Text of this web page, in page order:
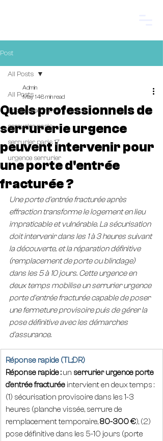
Post
All Posts
urgence serrurier
serrurier paris
serrurier paris 17
urgence serrurier
All Posts
Quels professionnels de
serrurerie urgence
peuvent intervenir pour
une porte d'entrée
fracturée ?
Admin
May 148 min read
Une porte d'entrée fracturée après
effraction transforme le logement en lieu
impraticable et vulnérable. La sécurisation
doit intervenir dans les 1 à 3 heures suivant
la découverte, et la réparation définitive
(remplacement de porte ou blindage)
dans les 5 à 10 jours. Cette urgence en
deux temps mobilise un serrurier urgence
porte d'entrée fracturée capable de poser
une fermeture provisoire puis de gérer la
pose définitive avec les démarches
d'assurance.
Réponse rapide (TL;DR)
Réponse rapide : un serrurier urgence porte
d'entrée fracturée intervient en deux temps :
(1) sécurisation provisoire dans les 1-3
heures (planche vissée, serrure de
remplacement temporaire, 80-300 €), (2)
pose définitive dans les 5-10 jours (porte